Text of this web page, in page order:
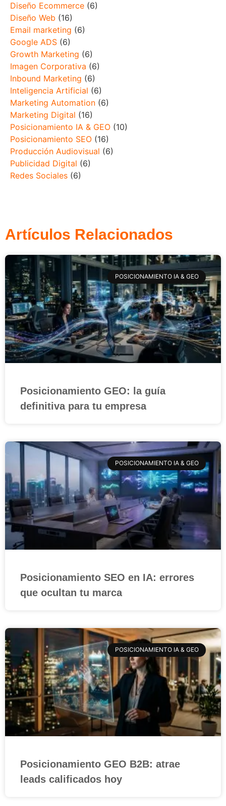
Diseño Ecommerce (6)
Diseño Web (16)
Email marketing (6)
Google ADS (6)
Growth Marketing (6)
Imagen Corporativa (6)
Inbound Marketing (6)
Inteligencia Artificial (6)
Marketing Automation (6)
Marketing Digital (16)
Posicionamiento IA & GEO (10)
Posicionamiento SEO (16)
Producción Audiovisual (6)
Publicidad Digital (6)
Redes Sociales (6)
Artículos Relacionados
POSICIONAMIENTO IA & GEO
Posicionamiento GEO: la guía
definitiva para tu empresa
POSICIONAMIENTO IA & GEO
Posicionamiento SEO en IA: errores
que ocultan tu marca
POSICIONAMIENTO IA & GEO
Posicionamiento GEO B2B: atrae
leads calificados hoy